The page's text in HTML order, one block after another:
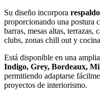
Su diseño incorpora
proporcionando una postura
barras, mesas altas, terrazas,
clubs, zonas chill out y
Está disponible en una
Indigo, Grey, Bordeaux,
permitiendo adaptarse
proyectos de interiorismo.